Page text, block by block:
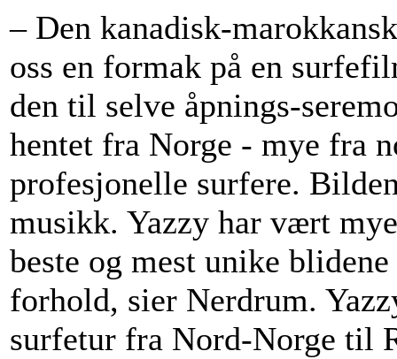
– Den kanadisk-
oss en formak på en
den til selve åpnings-
hentet fra Norge - mye fra
profesjonelle surfere.
musikk. Yazzy har vært
beste og mest unike
forhold, sier Nerdrum.
surfetur fra Nord-Norge til